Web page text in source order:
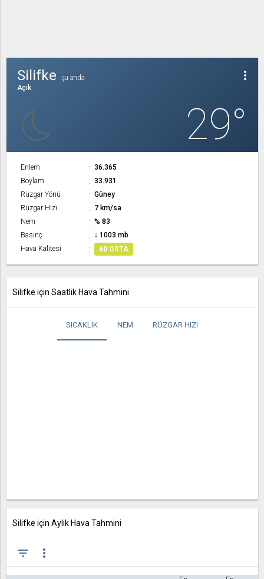
more_vert
Silifke
şu anda
Açık
29°
Enlem
36.365
Boylam
33.931
Rüzgar Yönü
Güney
Rüzgar Hızı
7 km/sa
Nem
% 83
Basınç
↓ 1003 mb
Hava Kalitesi
60 ORTA
Silifke için Saatlik Hava Tahmini
SICAKLIK NEM RÜZGAR HIZI
Silifke için Aylık Hava Tahmini
filter_list more_vert